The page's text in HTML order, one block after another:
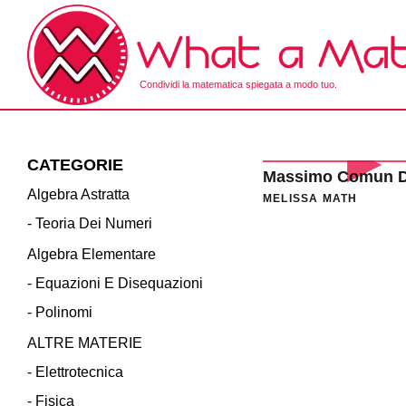
content
Condividi la matematica spiegata a modo tuo.
CATEGORIE
Algebra Astratta
- Teoria Dei Numeri
Algebra Elementare
- Equazioni E Disequazioni
- Polinomi
ALTRE MATERIE
- Elettrotecnica
- Fisica
Massimo Comun
MELISSA MATH